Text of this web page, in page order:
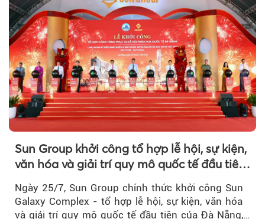
Sun Group khởi công tổ hợp lễ hội, sự kiện,
văn hóa và giải trí quy mô quốc tế đầu tiên
Ngày 25/7, Sun Group chính thức khởi công Sun
Galaxy Complex - tổ hợp lễ hội, sự kiện, văn hóa
và giải trí quy mô quốc tế đầu tiên của Đà Nẵng,…